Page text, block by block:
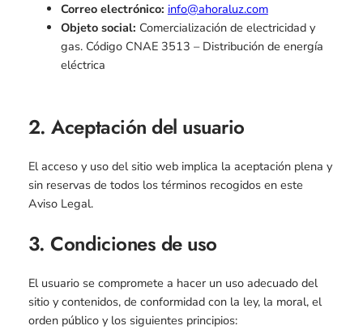
Correo electrónico: info@ahoraluz.com
Objeto social: Comercialización de electricidad y
gas. Código CNAE 3513 – Distribución de energía
eléctrica
2. Aceptación del usuario
El acceso y uso del sitio web implica la aceptación plena y
sin reservas de todos los términos recogidos en este
Aviso Legal.
3. Condiciones de uso
El usuario se compromete a hacer un uso adecuado del
sitio y contenidos, de conformidad con la ley, la moral, el
orden público y los siguientes principios: